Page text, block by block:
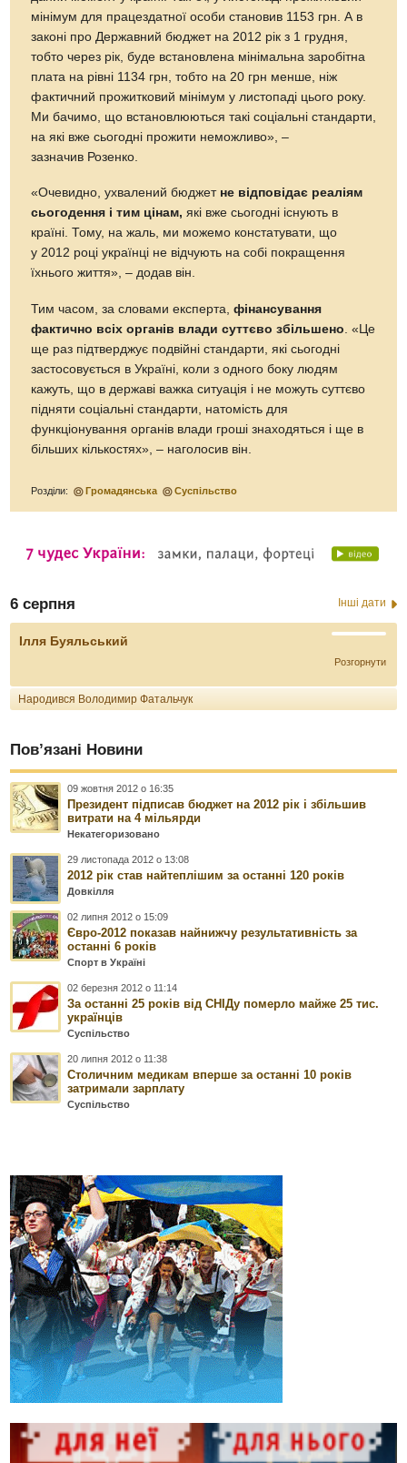
мінімум для працездатної особи становив 1153 грн. А в
законі про Державний бюджет на 2012 рік з 1 грудня,
тобто через рік, буде встановлена мінімальна заробітна
плата на рівні 1134 грн, тобто на 20 грн менше, ніж
фактичний прожитковий мінімум у листопаді цього року.
Ми бачимо, що встановлюються такі соціальні стандарти,
на які вже сьогодні прожити неможливо», –
зазначив Розенко.
«Очевидно, ухвалений бюджет не відповідає реаліям
сьогодення і тим цінам, які вже сьогодні існують в
країні. Тому, на жаль, ми можемо констатувати, що
у 2012 році українці не відчують на собі покращення
їхнього життя», – додав він.
Тим часом, за словами експерта,фінансування
фактично всіх органів влади суттєво збільшено. «Це
ще раз підтверджує подвійні стандарти, які сьогодні
застосовується в Україні, коли з одного боку людям
кажуть, що в державі важка ситуація і не можуть суттєво
підняти соціальні стандарти, натомість для
функціонування органів влади гроші знаходяться і ще в
більших кількостях», – наголосив він.
Розділи: Громадянська Суспільство
6 серпня Інші дати
Ілля Буяльський
Розгорнути
Народився Володимир Фатальчук
Пов’язані Новини
09 жовтня 2012 о 16:35
Президент підписав бюджет на 2012 рік і збільшив
витрати на 4 мільярди
Некатегоризовано
29 листопада 2012 о 13:08
2012 рік став найтеплішим за останні 120 років
Довкілля
02 липня 2012 о 15:09
Євро-2012 показав найнижчу результативність за
останні 6 років
Спорт в Україні
02 березня 2012 о 11:14
За останні 25 років від СНІДу померло майже 25 тис.
українців
Суспільство
20 липня 2012 о 11:38
Столичним медикам вперше за останні 10 років
затримали зарплату
Суспільство